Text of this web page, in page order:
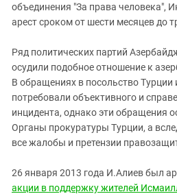
объединения "За права человека",
арест сроком от шести месяцев до
Ряд политических партий
осудили подобное отношение к
В обращениях в посольство
потребовали объективного и
инцидента, однако эти обращения
Органы прокуратуры Турции, а
все жалобы и претензии
26 января 2013 года И.Алиев был
акции в поддержку жителей